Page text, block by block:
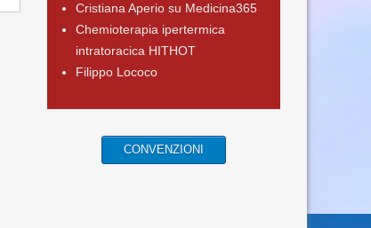
Cristiana Aperio su Medicina365
Chemioterapia ipertermica
intratoracica HITHOT
Filippo Lococo
CONVENZIONI